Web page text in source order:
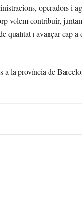
operadors i
volem contribuir,
qualitat i avançar cap a
a la província de